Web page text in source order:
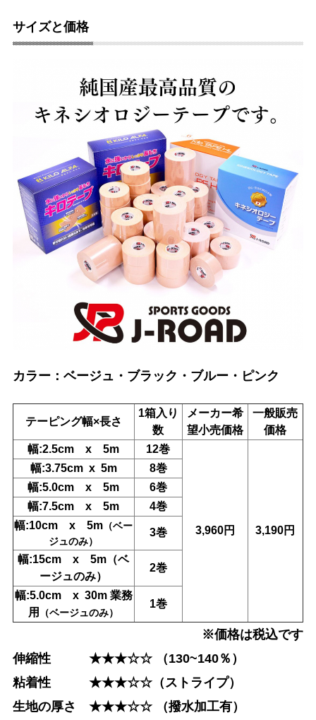
サイズと価格
カラー：ベージュ・ブラック・ブルー・ピンク
テーピング幅×長さ
1箱入り
数
メーカー希
望小売価格
一般販売
価格
幅:2.5cm x 5m
12巻
3,960円 3,190円
幅:3.75cm x 5m
8巻
幅:5.0cm x 5m
6巻
幅:7.5cm x 5m
4巻
幅:10cm x 5m （ベー
ジュのみ）
3巻
幅:15cm x 5m （ベ
ージュのみ）
2巻
幅:5.0cm x 30m 業務
用
（ベージュのみ）
1巻
※価格は税込です
伸縮性 ★★★☆☆ （130~140％）
粘着性 ★★★☆☆（ストライプ）
生地の厚さ ★★★☆☆（撥水加工有）